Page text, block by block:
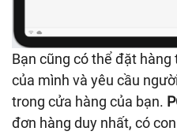
Bạn cũng có thể đặt
của mình và yêu cầu
trong cửa hàng của bạn.
đơn hàng duy nhất, có